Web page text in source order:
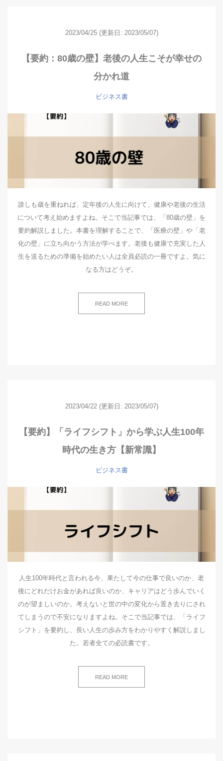
2023/04/25 (更新日: 2023/05/07)
【要約：80歳の壁】老後の人生こそが幸せの
分かれ道
ビジネス書
誰しも歳を重ねれば、定年後の人生に向けて、健康や老後の生活
について考え始めますよね。そこで当記事では、「80歳の壁」を
要約解説しました。本書を理解することで、「医療の壁」や「老
化の壁」に立ち向かう方法が学べます。老後も健康で充実した人
生を送るための準備を始めたい人は全員必読の一冊ですよ。気に
なる方はどうぞ。
READ MORE
2023/04/22 (更新日: 2023/05/07)
【要約】「ライフシフト」から学ぶ人生100年
時代の生き方【新常識】
ビジネス書
人生100年時代と言われる今、果たして今の仕事で良いのか、老
後にどれだけお金があれば良いのか、キャリアはどう歩んでいく
のが望ましいのか。考えないと世の中の変化から置き去りにされ
てしまうので不安になりますよね。そこで当記事では、「ライフ
シフト」を要約し、長い人生の歩み方をわかりやすく解説しまし
た。若者全ての必読書です。
READ MORE